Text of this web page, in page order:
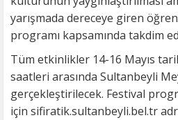
yarışmada dereceye giren
programı kapsamında takdim
Tüm etkinlikler 14-16 Mayıs
saatleri arasında Sultanbeyli
gerçekleştirilecek. Festival
için sifiratik.sultanbeyli.bel.tr